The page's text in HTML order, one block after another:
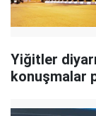
Yiğitler
konuşmalar